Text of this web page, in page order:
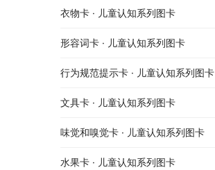
衣物卡 · 儿童认知系列图卡
形容词卡 · 儿童认知系列图卡
行为规范提示卡 · 儿童认知系列图卡
文具卡 · 儿童认知系列图卡
味觉和嗅觉卡 · 儿童认知系列图卡
水果卡 · 儿童认知系列图卡